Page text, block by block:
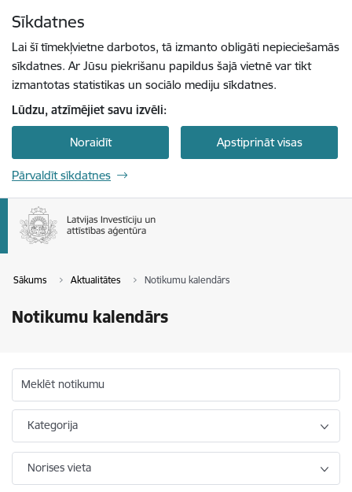
Sīkdatnes
Lai šī tīmekļvietne darbotos, tā izmanto obligāti nepieciešamās
sīkdatnes. Ar Jūsu piekrišanu papildus šajā vietnē var tikt
izmantotas statistikas un sociālo mediju sīkdatnes.
Lūdzu, atzīmējiet savu izvēli:
Noraidīt Apstiprināt visas
Pārvaldīt sīkdatnes
Sākums Aktualitātes Notikumu kalendārs
Notikumu kalendārs
Meklēt notikumu
Kategorija
Norises vieta